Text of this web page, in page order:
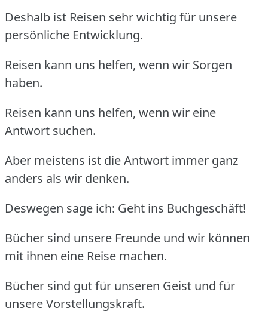
Deshalb ist Reisen sehr wichtig für unsere
persönliche Entwicklung.
Reisen kann uns helfen, wenn wir Sorgen
haben.
Reisen kann uns helfen, wenn wir eine
Antwort suchen.
Aber meistens ist die Antwort immer ganz
anders als wir denken.
Deswegen sage ich: Geht ins Buchgeschäft!
Bücher sind unsere Freunde und wir können
mit ihnen eine Reise machen.
Bücher sind gut für unseren Geist und für
unsere Vorstellungskraft.